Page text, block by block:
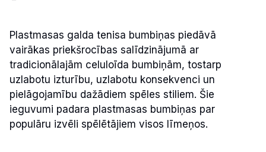
Plastmasas galda tenisa bumbiņas piedāvā
vairākas priekšrocības salīdzinājumā ar
tradicionālajām celuloīda bumbiņām, tostarp
uzlabotu izturību, uzlabotu konsekvenci un
pielāgojamību dažādiem spēles stiliem. Šie
ieguvumi padara plastmasas bumbiņas par
populāru izvēli spēlētājiem visos līmeņos.